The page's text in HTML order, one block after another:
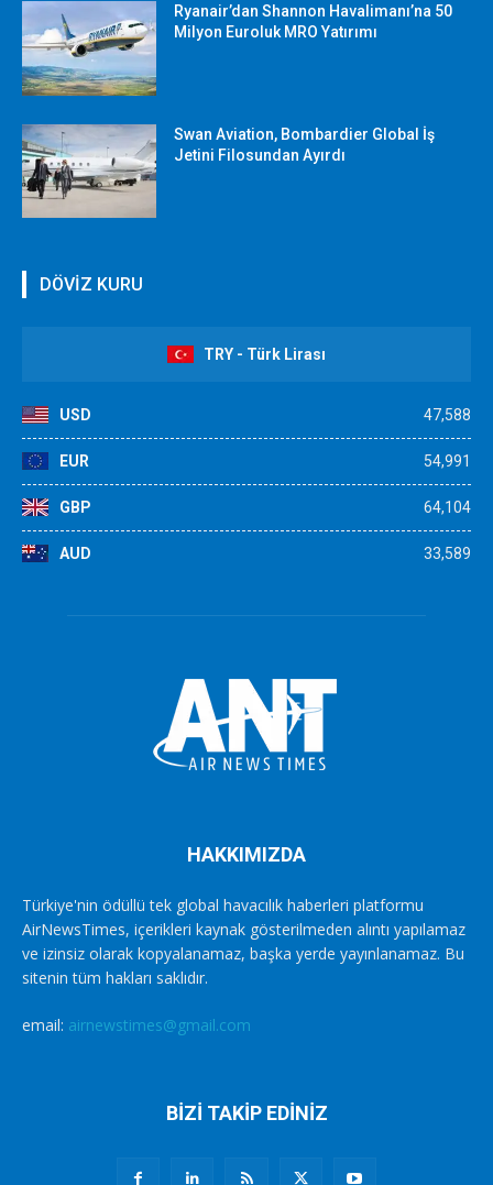
Ryanair’dan Shannon Havalimanı’na 50
Milyon Euroluk MRO Yatırımı
Swan Aviation, Bombardier Global İş
Jetini Filosundan Ayırdı
DÖVİZ KURU
TRY - Türk Lirası
USD 47,588
EUR 54,991
GBP 64,104
AUD 33,589
HAKKIMIZDA
Türkiye'nin ödüllü tek global havacılık haberleri platformu
AirNewsTimes, içerikleri kaynak gösterilmeden alıntı yapılamaz
ve izinsiz olarak kopyalanamaz, başka yerde yayınlanamaz. Bu
sitenin tüm hakları saklıdır.
email: airnewstimes@gmail.com
BİZİ TAKİP EDİNİZ